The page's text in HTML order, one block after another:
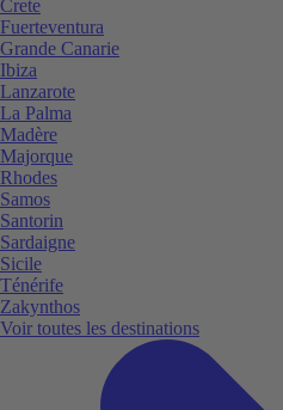
Crete
Fuerteventura
Grande Canarie
Ibiza
Lanzarote
La Palma
Madère
Majorque
Rhodes
Samos
Santorin
Sardaigne
Sicile
Ténérife
Zakynthos
Voir toutes les destinations